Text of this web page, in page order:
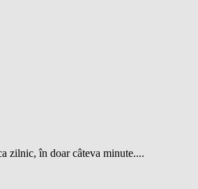
zilnic, în doar câteva minute....